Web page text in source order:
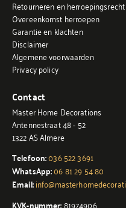
Retourneren en herroepingsrecht
Overeenkomst herroepen
Garantie en klachten
Disclaimer
Algemene voorwaarden
Privacy policy
Contact
Master Home Decorations
Antennestraat 48 - 52
1322 AS Almere
Telefoon:036 522 3691
WhatsApp:06 81 29 54 80
Email:
81974906